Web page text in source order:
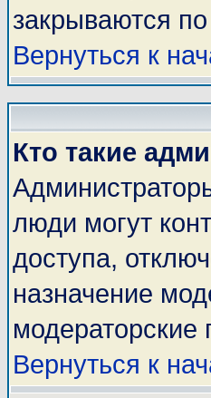
закрываются
Вернуться к
Кто такие
люди могут
доступа,
назначение
Вернуться к